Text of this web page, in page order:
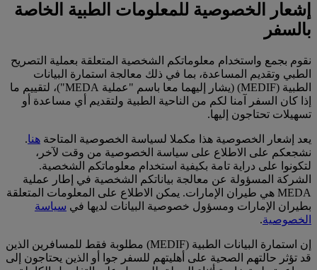
إشعار الخصوصية للمعلومات الطبية الخاصة
بالسفر
نقوم بجمع واستخدام معلوماتكم الشخصية المتعلقة بعملية التصريح
الطبي وتقديم المساعدة، بما في ذلك معالجة استمارة البيانات
الطبية (MEDIF) (يشار إليهما معا باسم "عملية MEDA")، لتقييم ما
إذا كان السفر آمنا لكم من الناحية الطبية ولتقديم أي مساعدة أو
تسهيلات تحتاجون إليها.
يعد إشعار الخصوصية هذا مكملا لسياسة الخصوصية المتاحة هنا.
نشجعكم على الاطلاع على سياسة الخصوصية من وقت لآخر،
لتكونوا على دراية تامة بكيفية استخدام معلوماتكم الشخصية.
الشركة المسؤولة عن معالجة بياناتكم الشخصية في إطار عملية
MEDA هي طيران الإمارات. يمكن الاطلاع على المعلومات المتعلقة
بطيران الإمارات ومسؤول خصوصية البيانات لديها في سياسة
الخصوصية.
إن استمارة البيانات الطبية (MEDIF) مطلوبة فقط للمسافرين الذين
قد تؤثر حالتهم الصحية على أهليتهم للسفر جوا أو الذين يحتاجون إلى